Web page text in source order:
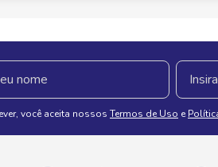
você aceita nossos Termos de Uso e